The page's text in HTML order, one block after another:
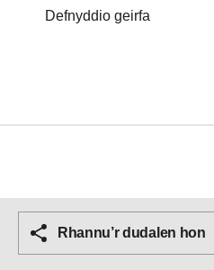
Defnyddio geirfa
Rhannu’r dudalen hon